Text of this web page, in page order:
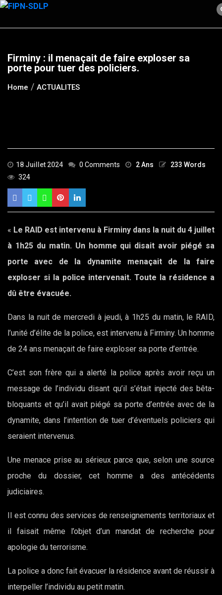
Skip
content
Firminy : il menaçait de faire exploser sa
porte pour tuer des policiers.
Home ACTUALITES
18 Juillet 2024 0 Comments 2 Ans
233 Words
324
« Le RAID est intervenu à Firminy dans la nuit du 4 juillet
à 1h25 du matin. Un homme qui disait avoir piégé sa
porte avec de la dynamite menaçait de la faire
exploser si la police intervenait. Toute la résidence a
dû être évacuée.
Dans la nuit de mercredi à jeudi, à 1h25 du matin, le RAID,
l’unité d’élite de la police, est intervenu à Firminy. Un homme
de 24 ans menaçait de faire exploser sa porte d’entrée.
C’est son frère qui a alerté la police après avoir reçu un
message de l’individu disant qu’il s’était injecté des bêta-
bloquants et qu’il avait piégé sa porte d’entrée avec de la
dynamite, dans l’intention de tuer d’éventuels policiers qui
seraient intervenus.
Une menace prise au sérieux parce que, selon une source
proche du dossier, cet homme a des antécédents
judiciaires.
Il est connu des services de renseignements territoriaux et
il faisait même l’objet d’un mandat de recherche pour
apologie du terrorisme.
La police a donc fait évacuer la résidence avant de réussir à
interpeller l’individu au petit matin.